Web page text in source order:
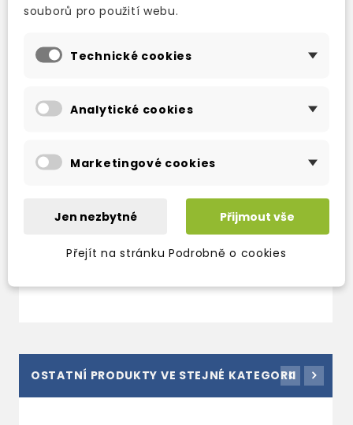
STORYCARDS
-15%
STORY MAGIC 3 CD
skladem (ihned
expedujeme)
OSTATNÍ PRODUKTY VE STEJNÉ KATEGORII
souborů pro použití webu.
Technické cookies
Analytické cookies
Marketingové cookies
Jen nezbytné Přijmout vše
Přejít na stránku Podrobně o cookies